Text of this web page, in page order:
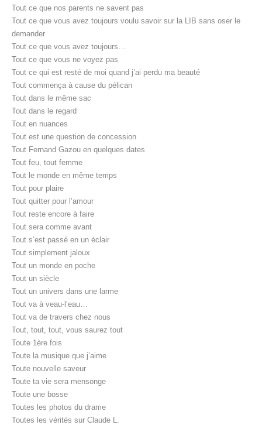
Tout ce que nos parents ne savent pas
Tout ce que vous avez toujours voulu savoir sur la LIB sans oser le
demander
Tout ce que vous avez toujours…
Tout ce que vous ne voyez pas
Tout ce qui est resté de moi quand j’ai perdu ma beauté
Tout commença à cause du pélican
Tout dans le même sac
Tout dans le regard
Tout en nuances
Tout est une question de concession
Tout Fernand Gazou en quelques dates
Tout feu, tout femme
Tout le monde en même temps
Tout pour plaire
Tout quitter pour l’amour
Tout reste encore à faire
Tout sera comme avant
Tout s’est passé en un éclair
Tout simplement jaloux
Tout un monde en poche
Tout un siècle
Tout un univers dans une larme
Tout va à veau-l’eau…
Tout va de travers chez nous
Tout, tout, tout, vous saurez tout
Toute 1ère fois
Toute la musique que j’aime
Toute nouvelle saveur
Toute ta vie sera mensonge
Toute une bosse
Toutes les photos du drame
Toutes les vérités sur Claude L.